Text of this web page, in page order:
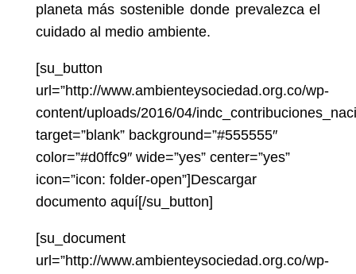
planeta más sostenible donde prevalezca el
cuidado al medio ambiente.
[su_button
url=”http://www.ambienteysociedad.org.co/wp-
content/uploads/2016/04/
target=”blank” background=”#555555″
color=”#d0ffc9″ wide=”yes” center=”yes”
icon=”icon: folder-open”]Descargar
documento aquí[/su_button]
[su_document
url=”http://www.ambienteysociedad.org.co/wp-